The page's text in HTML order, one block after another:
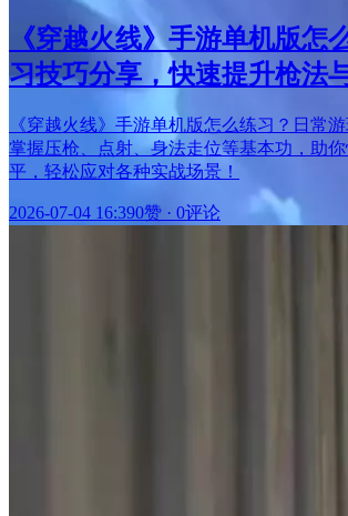
《穿越火线》手游单机版怎
习技巧分享，快速提升枪法
《穿越火线》手游单机版怎么练习？日常
掌握压枪、点射、身法走位等基本功，助
平，轻松应对各种实战场景！
2026-07-04 16:390赞 · 0评论